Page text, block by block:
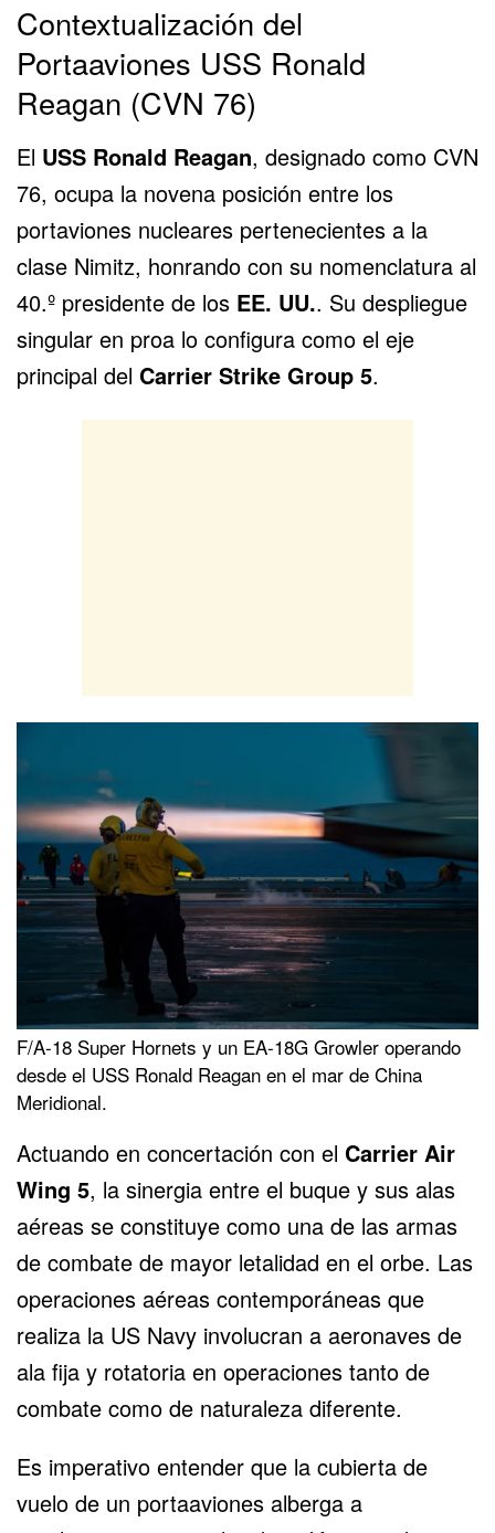
Contextualización del
Portaaviones USS Ronald
Reagan (CVN 76)
El USS Ronald Reagan, designado como CVN
76, ocupa la novena posición entre los
portaviones nucleares pertenecientes a la
clase Nimitz, honrando con su nomenclatura al
40.º presidente de los EE. UU.. Su despliegue
singular en proa lo configura como el eje
principal del Carrier Strike Group 5.
F/A-18 Super Hornets y un EA-18G Growler operando
desde el USS Ronald Reagan en el mar de China
Meridional.
Actuando en concertación con el Carrier Air
Wing 5, la sinergia entre el buque y sus alas
aéreas se constituye como una de las armas
de combate de mayor letalidad en el orbe. Las
operaciones aéreas contemporáneas que
realiza la US Navy involucran a aeronaves de
ala fija y rotatoria en operaciones tanto de
combate como de naturaleza diferente.
Es imperativo entender que la cubierta de
vuelo de un portaaviones alberga a